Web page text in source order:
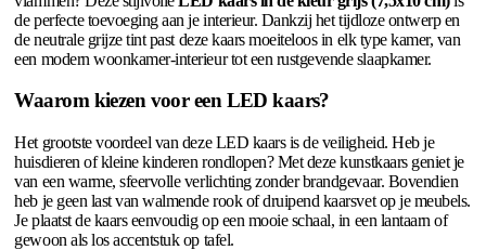
de perfecte toevoeging aan je interieur. Dankzij het tijdloze ontwerp en
de neutrale grijze tint past deze kaars moeiteloos in elk type kamer, van
een modern woonkamer-interieur tot een rustgevende slaapkamer.
Waarom kiezen voor een LED kaars?
Het grootste voordeel van deze LED kaars is de veiligheid. Heb je
huisdieren of kleine kinderen rondlopen? Met deze kunstkaars geniet je
van een warme, sfeervolle verlichting zonder brandgevaar. Bovendien
heb je geen last van walmende rook of druipend kaarsvet op je meubels.
Je plaatst de kaars eenvoudig op een mooie schaal, in een lantaarn of
gewoon als los accentstuk op tafel.